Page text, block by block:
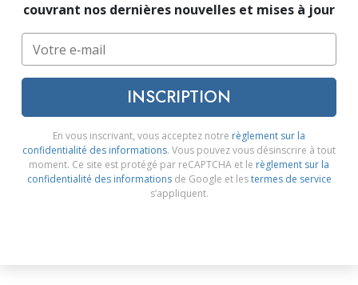
couvrant nos dernières nouvelles et mises à jour
INSCRIPTION
En vous inscrivant, vous acceptez notre règlement sur la
confidentialité des informations. Vous pouvez vous désinscrire à tout
moment. Ce site est protégé par reCAPTCHA et le règlement sur la
confidentialité des informationsde Google et lestermes de service
s’appliquent.